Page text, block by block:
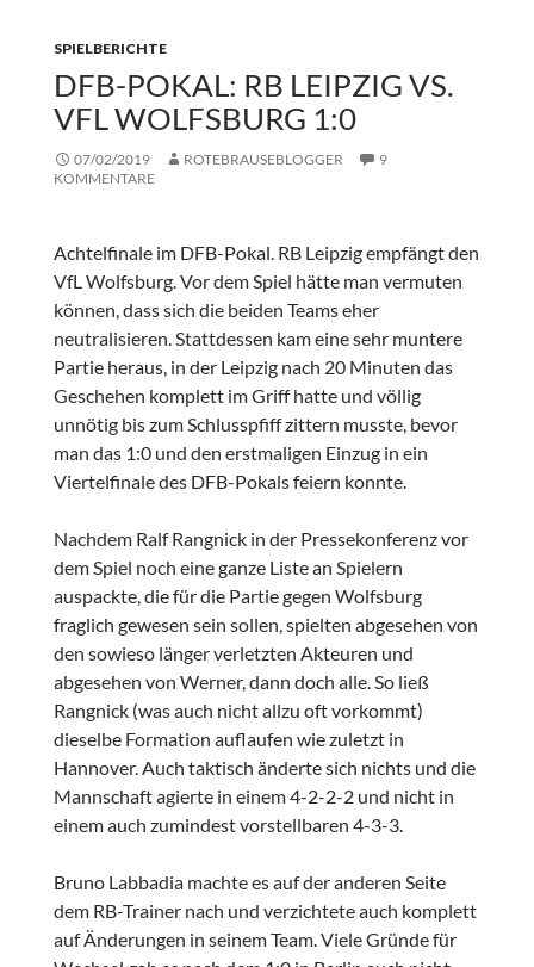
SPIELBERICHTE
DFB-POKAL: RB LEIPZIG VS.
VFL WOLFSBURG 1:0
07/02/2019 ROTEBRAUSEBLOGGER
9
KOMMENTARE
Achtelfinale im DFB-Pokal. RB Leipzig empfängt den
VfL Wolfsburg. Vor dem Spiel hätte man vermuten
können, dass sich die beiden Teams eher
neutralisieren. Stattdessen kam eine sehr muntere
Partie heraus, in der Leipzig nach 20 Minuten das
Geschehen komplett im Griff hatte und völlig
unnötig bis zum Schlusspfiff zittern musste, bevor
man das 1:0 und den erstmaligen Einzug in ein
Viertelfinale des DFB-Pokals feiern konnte.
Nachdem Ralf Rangnick in der Pressekonferenz vor
dem Spiel noch eine ganze Liste an Spielern
auspackte, die für die Partie gegen Wolfsburg
fraglich gewesen sein sollen, spielten abgesehen von
den sowieso länger verletzten Akteuren und
abgesehen von Werner, dann doch alle. So ließ
Rangnick (was auch nicht allzu oft vorkommt)
dieselbe Formation auflaufen wie zuletzt in
Hannover. Auch taktisch änderte sich nichts und die
Mannschaft agierte in einem 4-2-2-2 und nicht in
einem auch zumindest vorstellbaren 4-3-3.
Bruno Labbadia machte es auf der anderen Seite
dem RB-Trainer nach und verzichtete auch komplett
auf Änderungen in seinem Team. Viele Gründe für